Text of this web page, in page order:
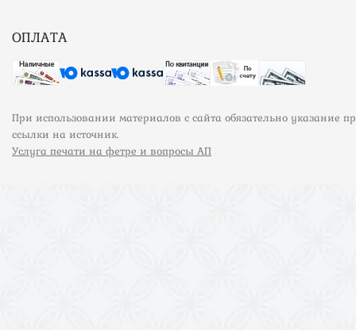
ОПЛАТА
При использовании материалов с сайта обязательно указание
ссылки на источник.
Услуга печати на фетре и вопросы АП